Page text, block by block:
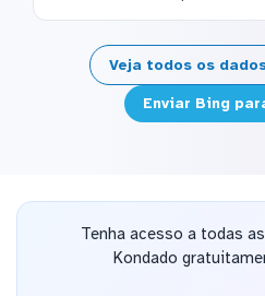
Veja todos os
Enviar Bing
Tenha acesso a todas
Kondado